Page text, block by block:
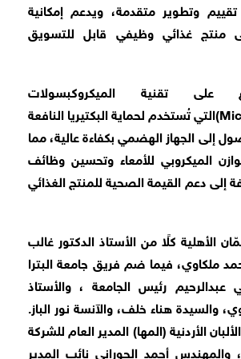
تقييم وتطوير متقدمة، ويدعم إمكانية
منتج غذائي وظيفي قابل للتسويق
على تقنية الميكروكبسولات
التي تُستخدم لحماية البكتيريا النافعة
إلى الجهاز الهضمي بكفاءة عالية، مما
الميكروبي للأمعاء وتحسين وظائف
إلى دعم القيمة الصحية للمنتج الغذائي
الأهلية كلًا من الأستاذ الدكتور غالب
ملكاوي، فيما ضم فريق جامعة البترا
عبدالرحيم رئيس الجامعة ، والأستاذ
والسيدة هناء خلف، والآنسة نور الباز.
الأردنية (المها) المدير العام للشركة
والمهندس أحمد الحوراني نائب المدير